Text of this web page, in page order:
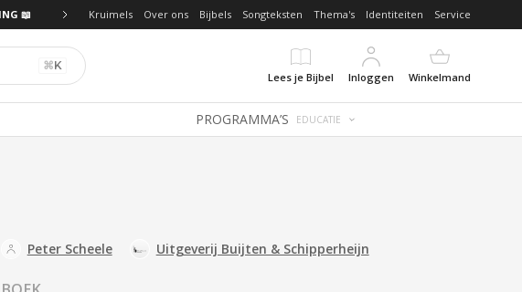
BIJBELTEKST VAN DE DAG MET OVERDENKING 📖
Kruimels Over ons Bijbels Songteksten Thema's Identiteiten Service
⌘K
Lees je Bijbel
Inloggen Winkelmand
PROGRAMMA’S EDUCATIE
Peter Scheele Uitgeverij Buijten & Schipperheijn